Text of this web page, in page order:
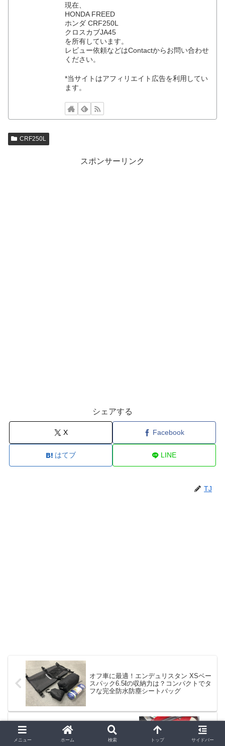
現在、
HONDA FREED
ホンダ CRF250L
クロスカブJA45
を所有しています。
レビュー依頼などはContactからお問い合わせ
ください。
*当サイトはアフィリエイト広告を利用してい
ます。
CRF250L
スポンサーリンク
シェアする
X Facebook
はてブ LINE
TJ
オフ車に最適！エンデュリスタン XSベー
スパック6.5ℓの収納力は？コンパクトでタ
フな完全防水防塵シートバッグ
通勤で酷使したら3ヶ月しか保たなかった
ZETAレースグリップからPRO TAPERピ
メニュー ホーム 検索 トップ サイドバー